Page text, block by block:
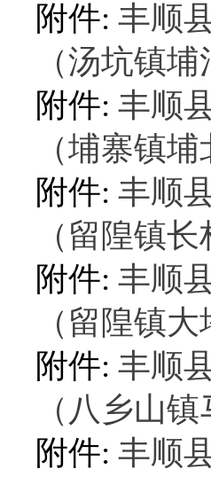
附件: 丰顺
（汤坑镇
附件: 丰顺
（埔寨镇
附件: 丰顺
（留隍镇
附件: 丰顺
（留隍镇
附件: 丰顺
（八乡山
附件: 丰顺